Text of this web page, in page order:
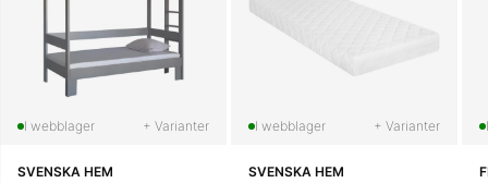
+ Varianter
SVENSKA HEM
+ Varianter
SVENSKA HEM